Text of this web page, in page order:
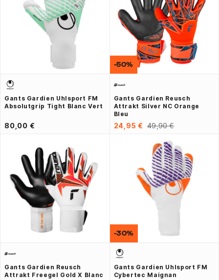
Gants Gardien Uhlsport FM
Absolutgrip Tight Blanc Vert
80,00 €
Gants Gardien Reusch
Attrakt Silver NC Orange
Bleu
24,95 € 49,90 €
-50%
Gants Gardien Reusch
Attrakt Freegel Gold X Blanc
Gants Gardien Uhlsport FM
Cybertec Maignan
-30%